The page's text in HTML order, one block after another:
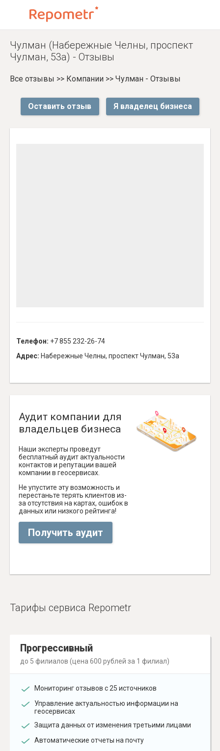
Чулман (Набережные Челны, проспект
Чулман, 53а) - Отзывы
Все отзывы >> Компании >> Чулман - Отзывы
Оставить отзыв Я владелец бизнеса
Телефон: +7 855 232-26-74
Адрес: Набережные Челны, проспект Чулман, 53а
Аудит компании для
владельцев бизнеса
Наши эксперты проведут
бесплатный аудит актуальности
контактов и репутации вашей
компании в геосервисах.
Не упустите эту возможность и
перестаньте терять клиентов из-
за отсутствия на картах, ошибок в
данных или низкого рейтинга!
Получить аудит
Тарифы сервиса Repometr
Прогрессивный
до 5 филиалов (цена 600 рублей за 1 филиал)
Мониторинг отзывов с 25 источников
Управление актуальностью информации на
геосервисах
Защита данных от изменения третьими лицами
Автоматические отчеты на почту